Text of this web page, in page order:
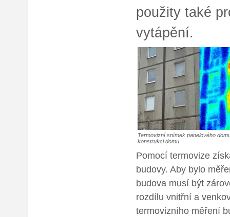
použity také
vytápění.
Termovizní snímek panelového
konstrukci domu.
Pomocí termovize
budovy. Aby bylo
budova musí být
rozdílu vnitřní a
termovizního měření